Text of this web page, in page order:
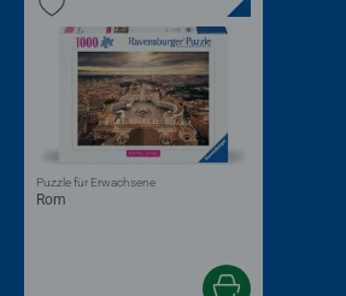
Rom
Puzzle für Erwachsene